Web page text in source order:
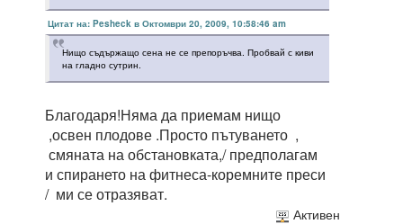
Цитат на: Pesheck в Октомври 20, 2009, 10:58:46 am
Нищо съдържащо сена не се препоръчва. Пробвай с киви
на гладно сутрин.
Благодаря!Няма да приемам нищо
,освен плодове .Просто пътуването ,
смяната на обстановката,/ предполагам
и спирането на фитнеса-коремните преси
/ ми се отразяват.
Активен